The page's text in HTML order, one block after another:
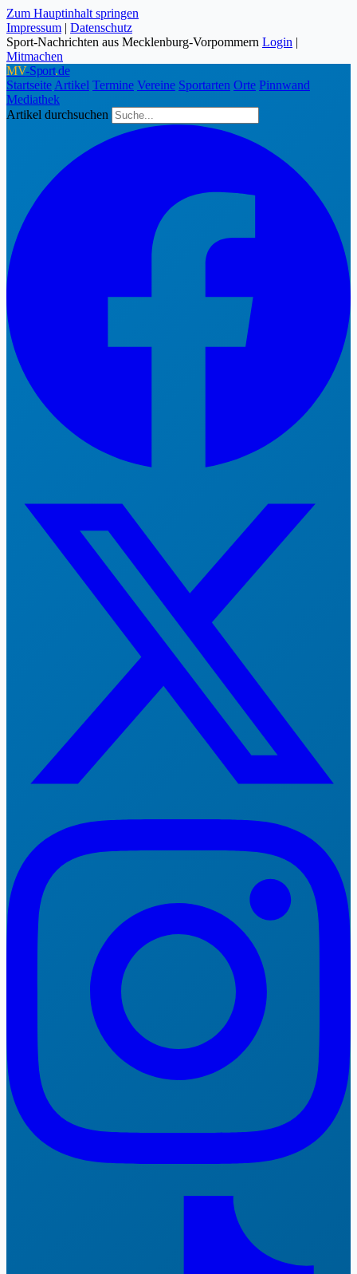
Zum Hauptinhalt springen
Impressum | Datenschutz
Sport-Nachrichten aus Mecklenburg-Vorpommern Login |
Mitmachen
MV-Sport.de
Startseite Artikel Termine Vereine Sportarten Orte Pinnwand
Mediathek
Artikel durchsuchen